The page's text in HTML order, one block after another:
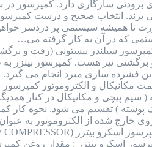
برودتی سازگاری دارد. کمپرسور
انتخاب صحیح و درست
تا همیشه سیستمی پر دردسر
که در آن به کار گرفته می…
سیلندر پیستونی (رفت و
نیز هست. کمپرسور بیتزر
فشرده سازی مبرد انجام می گیرد.
پوسته ) تقسیم می شود. نحوه کار
خارج شده از الکتروموتور به